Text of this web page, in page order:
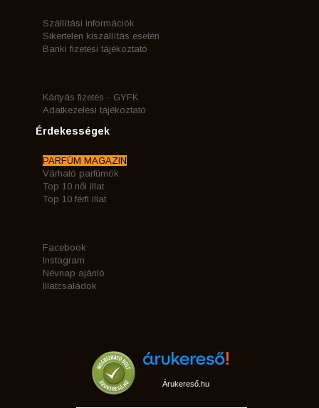
Szállítási információk
Sikertelen kiszállítás esetén
Banki fizetési tájékoztató
Kártyás fizetés - GYFK
Adatkezelési tájékoztató
Érdekességek
PARFÜM MAGAZIN
Várható parfümök
Top 10 női illat
Top 10 férfi illat
Facebook
Instagram
Névnap ajánló
Illatcsaládok
Árukereső.hu